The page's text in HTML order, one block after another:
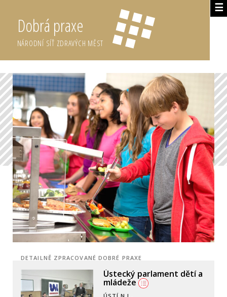
☰
Dobrá praxe
NÁRODNÍ SÍŤ ZDRAVÝCH MĚST
DETAILNĚ ZPRACOVANÉ DOBRÉ PRAXE
Ústecký parlament dětí a
mládeže